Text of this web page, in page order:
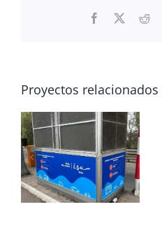
Facebook
Proyectos relacionados
INSTALACIÓN
VALLAS
CAMINERAS FREE